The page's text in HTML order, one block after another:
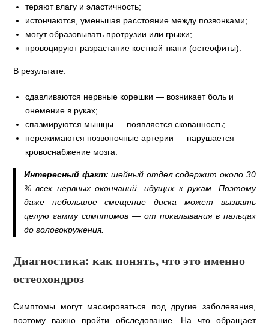
теряют влагу и эластичность;
истончаются, уменьшая расстояние между позвонками;
могут образовывать протрузии или грыжи;
провоцируют разрастание костной ткани (остеофиты).
В результате:
сдавливаются нервные корешки — возникает боль и
онемение в руках;
спазмируются мышцы — появляется скованность;
пережимаются позвоночные артерии — нарушается
кровоснабжение мозга.
Интересный факт: шейный отдел содержит около 30
% всех нервных окончаний, идущих к рукам. Поэтому
даже небольшое смещение диска может вызвать
целую гамму симптомов — от покалывания в пальцах
до головокружения.
Диагностика: как понять, что это именно
остеохондроз
Симптомы могут маскироваться под другие заболевания,
поэтому важно пройти обследование. На что обращает